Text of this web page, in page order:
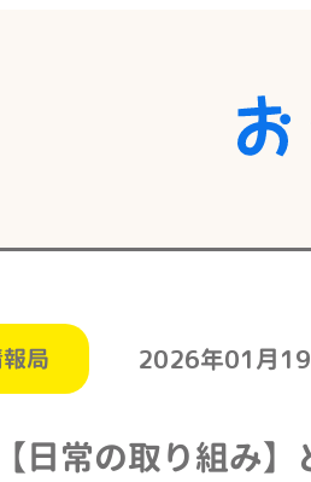
局 2026年01月
【日常の取り組み